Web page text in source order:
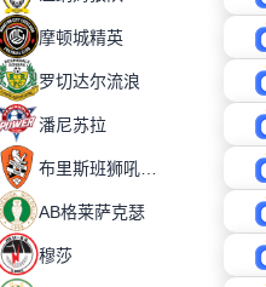
摩顿城精英
罗切达尔流浪
潘尼苏拉
布里斯班狮吼青年队
AB格莱萨克瑟
穆莎